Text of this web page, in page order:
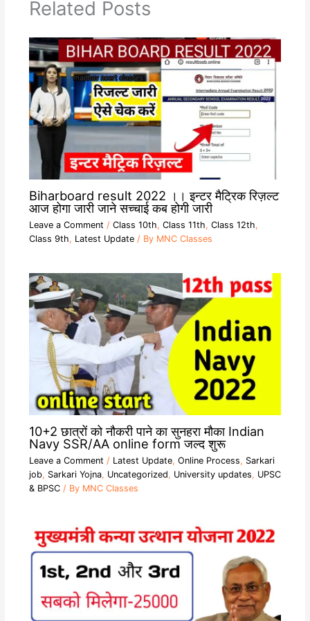
Related Posts
Biharboard result 2022 ।। इन्टर मैट्रिक रिज़ल्ट
आज होगा जारी जाने सच्चाई कब होगी जारी
Leave a Comment / Class 10th, Class 11th, Class 12th,
Class 9th, Latest Update/ By MNC Classes
10+2 छात्रों को नौकरी पाने का सुनहरा मौका Indian
Navy SSR/AA online form जल्द शुरू
Leave a Comment / Latest Update, Online Process, Sarkari
job, Sarkari Yojna, Uncategorized, University updates, UPSC
& BPSC/ By MNC Classes